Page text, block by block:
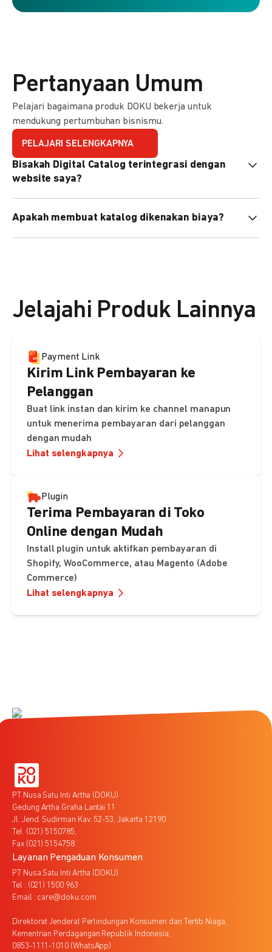
Pertanyaan Umum
Pelajari bagaimana produk DOKU bekerja untuk
mendukung pertumbuhan bisnismu.
PELAJARI SELENGKAPNYA
Bisakah Digital Catalog terintegrasi dengan
website saya?
atau menyematkan QR code di website Anda.
Apakah membuat katalog dikenakan biaya?
Jelajahi Produk Lainnya
Payment Link
Kirim Link Pembayaran ke
Pelanggan
Buat link instan dan kirim ke channel manapun
untuk menerima pembayaran dari pelanggan
dengan mudah
Lihat selengkapnya
Plugin
Terima Pembayaran di Toko
Online dengan Mudah
Install plugin untuk aktifkan pembayaran di
Shopify, WooCommerce, atau Magento (Adobe
Commerce)
Lihat selengkapnya
PT Nusa Satu Inti Artha (DOKU)
Gedung Artha Graha Lantai 11
Jl. Jend. Sudirman Kav. 52-53, Jakarta 12190
Tel. (021) 5150785,
Fax (021) 5154758
Layanan Pengaduan Konsumen
PT Nusa Satu Inti Artha (DOKU)
Tel : (021) 1500 963
Email : care@doku.com
Direktorat Jenderal Perlindungan Konsumen dan Tertib Niaga,
Kementrian Perdagangan Republik Indonesia,
0853-1111-1010 (WhatsApp)